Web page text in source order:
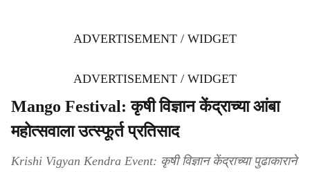
ADVERTISEMENT / WIDGET
ADVERTISEMENT / WIDGET
Mango Festival: कृषी विज्ञान केंद्राच्या आंबा
महोत्सवाला उत्स्फूर्त प्रतिसाद
Krishi Vigyan Kendra Event: कृषी विज्ञान केंद्राच्या पुढाकाराने